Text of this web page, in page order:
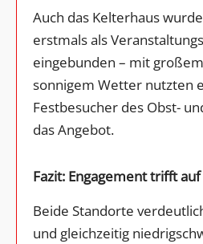
Auch das Kelterhaus
erstmals als
eingebunden – mit
sonnigem Wetter nutzten
Festbesucher des Obst-
das Angebot.
Fazit: Engagement trifft
Beide Standorte
und gleichzeitig